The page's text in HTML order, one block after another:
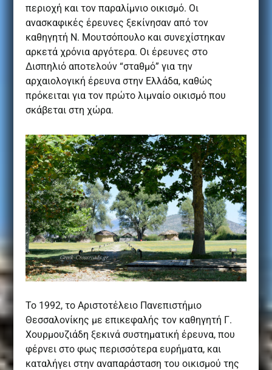
περιοχή και τον παραλίμνιο οικισμό. Οι
ανασκαφικές έρευνες ξεκίνησαν από τον
καθηγητή Ν. Μουτσόπουλο και συνεχίστηκαν
αρκετά χρόνια αργότερα. Oι έρευνες στο
Δισπηλιό αποτελούν “σταθμό” για την
αρχαιολογική έρευνα στην Ελλάδα, καθώς
πρόκειται για τον πρώτο λιμναίο οικισμό που
σκάβεται στη χώρα.
Το 1992, το Αριστοτέλειο Πανεπιστήμιο
Θεσσαλονίκης με επικεφαλής τον καθηγητή Γ.
Χουρμουζιάδη ξεκινά συστηματική έρευνα, που
φέρνει στο φως περισσότερα ευρήματα, και
καταλήγει στην αναπαράσταση του οικισμού της